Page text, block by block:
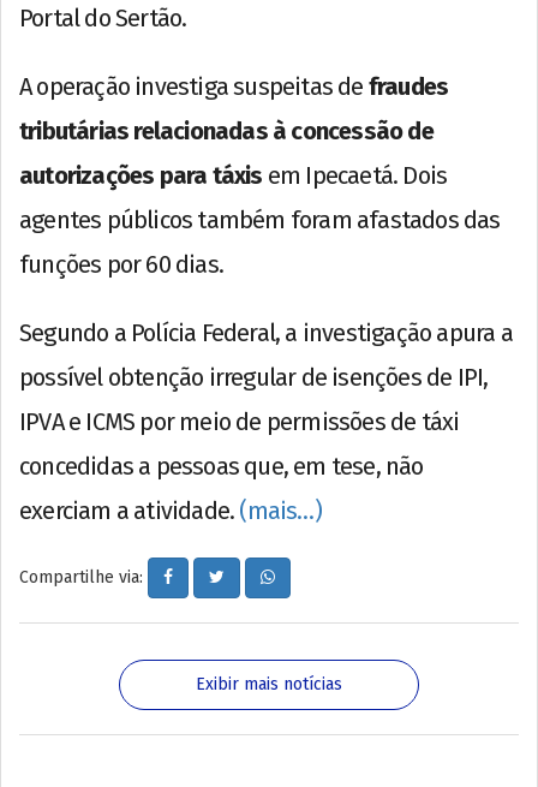
Portal do Sertão.
A operação investiga suspeitas de fraudes
tributárias relacionadas à concessão de
autorizações para táxis em Ipecaetá. Dois
agentes públicos também foram afastados das
funções por 60 dias.
Segundo a Polícia Federal, a investigação apura a
possível obtenção irregular de isenções de IPI,
IPVA e ICMS por meio de permissões de táxi
concedidas a pessoas que, em tese, não
exerciam a atividade. (mais…)
Compartilhe via:
Exibir mais notícias